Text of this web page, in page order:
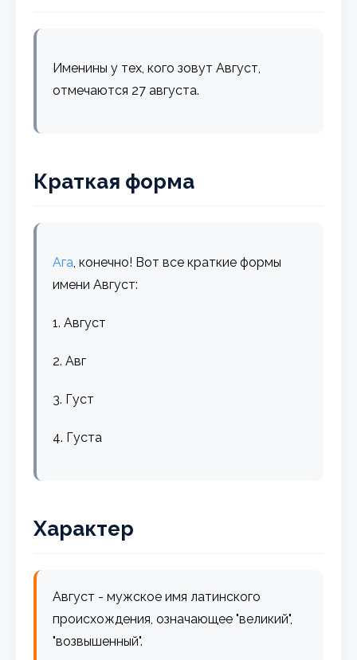
Именины у тех, кого зовут Август,
отмечаются 27 августа.
Краткая форма
Ага, конечно! Вот все краткие формы
имени Август:
1. Август
2. Авг
3. Густ
4. Густа
Характер
Август - мужское имя латинского
происхождения, означающее "великий",
"возвышенный".